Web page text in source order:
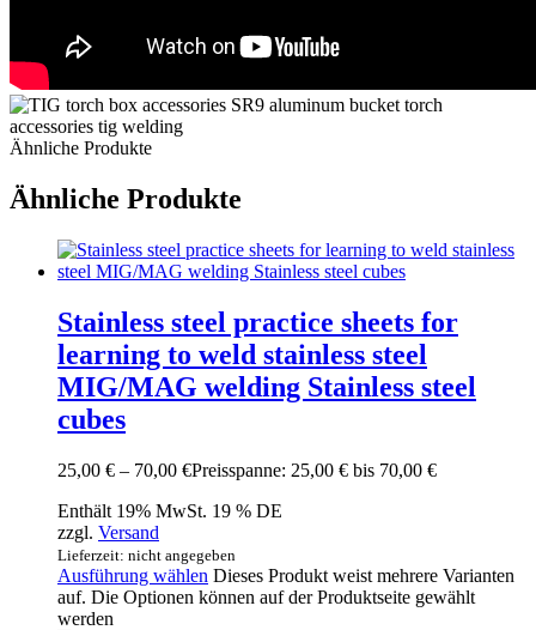
Ähnliche Produkte
Ähnliche Produkte
Stainless steel practice sheets for
learning to weld stainless steel
MIG/MAG welding Stainless steel
cubes
25,00 € – 70,00 €Preisspanne: 25,00 € bis 70,00 €
Enthält 19% MwSt. 19 % DE
zzgl. Versand
Lieferzeit: nicht angegeben
Ausführung wählen Dieses Produkt weist mehrere Varianten
auf. Die Optionen können auf der Produktseite gewählt
werden